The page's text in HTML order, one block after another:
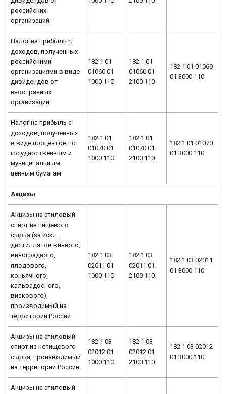
российских
организаций
Налог на прибыль с
доходов, полученных
российскими
организациями в виде
дивидендов от
иностранных
организаций
182 1 01
01060 01
1000 110
182 1 01
01060 01
2100 110
182 1 01 01060
01 3000 110
Налог на прибыль с
доходов, полученных
в виде процентов по
государственным и
муниципальным
ценным бумагам
182 1 01
01070 01
1000 110
182 1 01
01070 01
2100 110
182 1 01 01070
01 3000 110
Акцизы
Акцизы на этиловый
спирт из пищевого
сырья (за искл.
дистиллятов винного,
виноградного,
плодового,
коньячного,
кальвадосного,
вискового),
производимый на
территории России
182 1 03
02011 01
1000 110
182 1 03
02011 01
2100 110
182 1 03 02011
01 3000 110
Акцизы на этиловый
спирт из непищевого
сырья, производимый
на территории России
182 1 03
02012 01
1000 110
182 1 03
02012 01
2100 110
182 1 03 02012
01 3000 110
Акцизы на этиловый